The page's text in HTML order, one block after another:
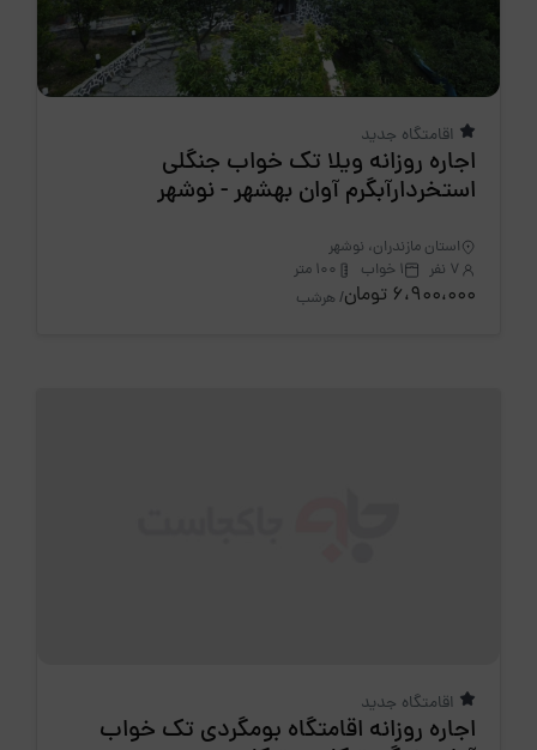
اقامتگاه جدید
اجاره روزانه ویلا تک خواب جنگلی
استخردارآبگرم آوان بهشهر - نوشهر
استان مازندران، نوشهر
7 نفر
1 خواب 100 متر
6،900،000 تومان / هرشب
اقامتگاه جدید
اجاره روزانه اقامتگاه بومگردی تک خواب